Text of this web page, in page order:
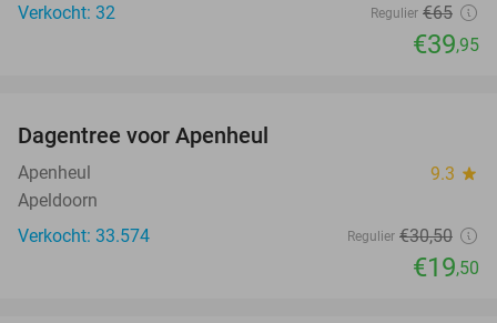
Verkocht: 32
Regulier €65
€39,95
Dagentree voor Apenheul
Apenheul 9.3 star
Apeldoorn
Verkocht: 33.574
Regulier €30,50
€19,50